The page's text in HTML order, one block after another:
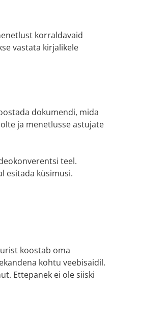
korraldavaid
vastata kirjalikele
dokumendi, mida
ja menetlusse astujate
teel.
esitada küsimusi.
koostab oma
kohtu veebisaidil.
Ettepanek ei ole siiski